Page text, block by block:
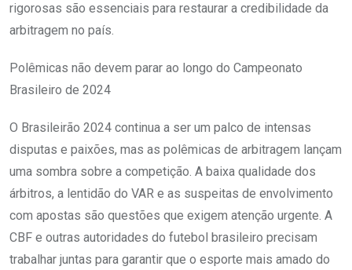
rigorosas são essenciais para restaurar a credibilidade da
arbitragem no país.
Polêmicas não devem parar ao longo do Campeonato
Brasileiro de 2024
O Brasileirão 2024 continua a ser um palco de intensas
disputas e paixões, mas as polêmicas de arbitragem lançam
uma sombra sobre a competição. A baixa qualidade dos
árbitros, a lentidão do VAR e as suspeitas de envolvimento
com apostas são questões que exigem atenção urgente. A
CBF e outras autoridades do futebol brasileiro precisam
trabalhar juntas para garantir que o esporte mais amado do